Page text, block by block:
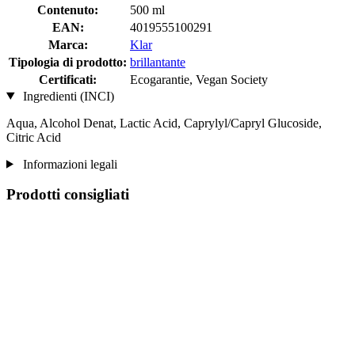
Contenuto:
500 ml
EAN:
4019555100291
Marca:
Klar
Tipologia di prodotto: brillantante
Certificati:
Ecogarantie, Vegan Society
Ingredienti (INCI)
Aqua, Alcohol Denat, Lactic Acid, Caprylyl/Capryl Glucoside,
Citric Acid
Informazioni legali
Prodotti consigliati